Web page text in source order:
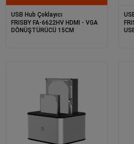
USB Hub Çoklayıcı
FRISBY FA-6622HV HDMI - VGA
DÖNÜŞTÜRÜCÜ 15CM